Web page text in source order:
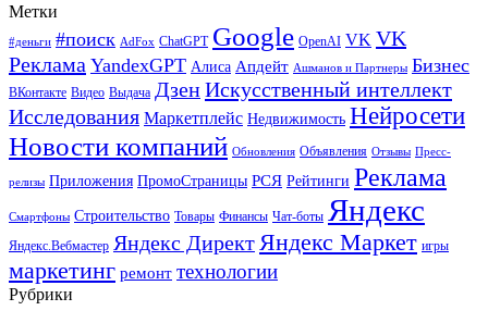
Метки
#деньги #поиск AdFox ChatGPT Google OpenAI VK VK
Реклама YandexGPT Алиса Апдейт Ашманов и Партнеры Бизнес
ВКонтакте Видео Выдача ДзенИскусственный интеллект
Исследования Маркетплейс Недвижимость Нейросети
Новости компаний Обновления Объявления Отзывы Пресс-
релизы Приложения ПромоСтраницы РСЯ Рейтинги Реклама
Смартфоны Строительство Товары Финансы Чат-боты Яндекс
Яндекс.Вебмастер Яндекс Директ Яндекс Маркет игры
маркетинг ремонт технологии
Рубрики